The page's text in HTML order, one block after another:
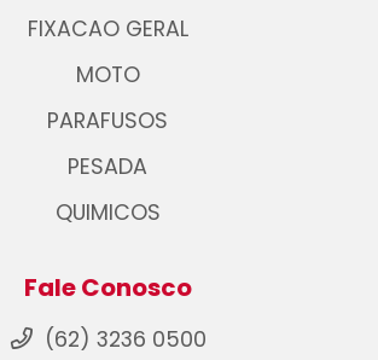
FIXACAO GERAL
MOTO
PARAFUSOS
PESADA
QUIMICOS
Fale Conosco
(62) 3236 0500